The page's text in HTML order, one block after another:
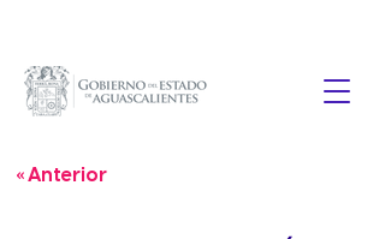
« Anterior